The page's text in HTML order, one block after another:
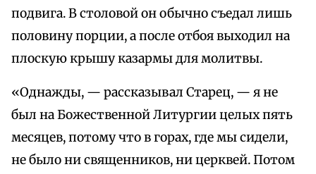
подвига. В столовой он обычно съедал лишь
половину порции, а после отбоя выходил на
плоскую крышу казармы для молитвы.
«Однажды, — рассказывал Старец, — я не
был на Божественной Литургии целых пять
месяцев, потому что в горах, где мы сидели,
не было ни священников, ни церквей. Потом